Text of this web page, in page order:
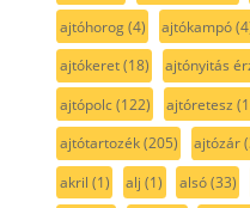
ajtóhorog(4) ajtókampó
ajtókeret(18) ajtónyitás
ajtópolc(122) ajtóretesz
ajtótartozék(205) ajtózár
akril (1) alj (1) alsó(33)